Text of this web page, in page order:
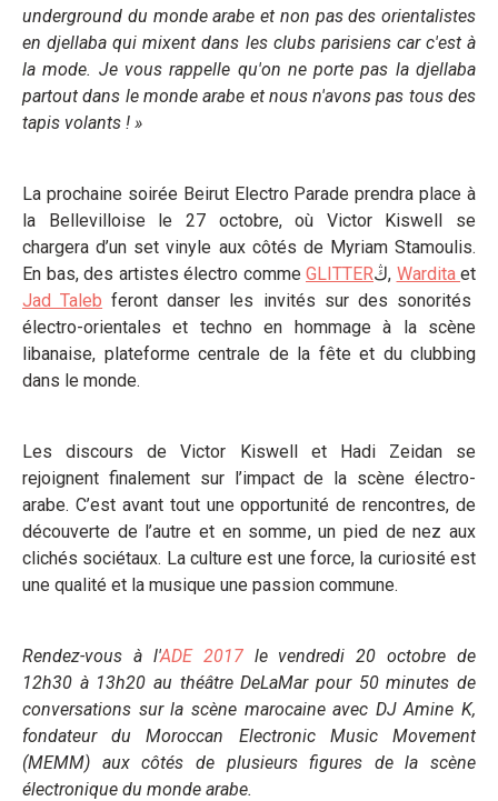
underground du monde arabe et non pas des orientalistes
en djellaba qui mixent dans les clubs parisiens car c'est à
la mode. Je vous rappelle qu'on ne porte pas la djellaba
partout dans le monde arabe et nous n'avons pas tous des
tapis volants ! »
La prochaine soirée Beirut Electro Parade prendra place à
la Bellevilloise le 27 octobre, où Victor Kiswell se
chargera d’un set vinyle aux côtés de Myriam Stamoulis.
En bas, des artistes électro comme GLITTER ڭ, Wardita et
Jad Taleb feront danser les invités sur des sonorités
électro-orientales et techno en hommage à la scène
libanaise, plateforme centrale de la fête et du clubbing
dans le monde.
Les discours de Victor Kiswell et Hadi Zeidan se
rejoignent finalement sur l’impact de la scène électro-
arabe. C’est avant tout une opportunité de rencontres, de
découverte de l’autre et en somme, un pied de nez aux
clichés sociétaux. La culture est une force, la curiosité est
une qualité et la musique une passion commune.
Rendez-vous à l'ADE 2017 le vendredi 20 octobre de
12h30 à 13h20 au théâtre DeLaMarpour 50 minutes de
conversations sur la scène marocaine avec DJ Amine K,
fondateur du Moroccan Electronic Music Movement
(MEMM) aux côtés de plusieurs figures de la scène
électronique du monde arabe.